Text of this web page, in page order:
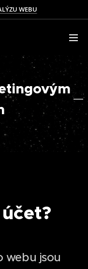
WEBU
webu jsou